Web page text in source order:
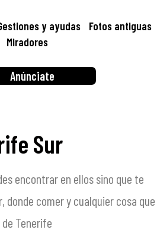
y ayudas Fotos antiguas
Miradores
Anúnciate
Sur
encontrar en ellos sino que te
comer y cualquier cosa que
Tenerife